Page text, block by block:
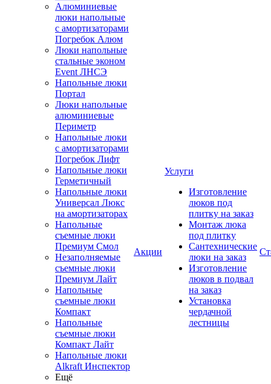
Алюминиевые
люки напольные
с амортизаторами
Погребок Алюм
Люки напольные
стальные эконом
Event ЛНСЭ
Напольные люки
Портал
Люки напольные
алюминиевые
Периметр
Напольные люки
с амортизаторами
Погребок Лифт
Напольные люки
Герметичный
Напольные люки
Универсал Люкс
на амортизаторах
Напольные
съемные люки
Премиум Смол
Незаполняемые
съемные люки
Премиум Лайт
Напольные
съемные люки
Компакт
Напольные
съемные люки
Компакт Лайт
Напольные люки
Alkraft Инспектор
Ещё
Акции
Услуги
Изготовление
люков под
плитку на заказ
Монтаж люка
под плитку
Сантехнические
люки на заказ
Изготовление
люков в подвал
на заказ
Установка
чердачной
лестницы